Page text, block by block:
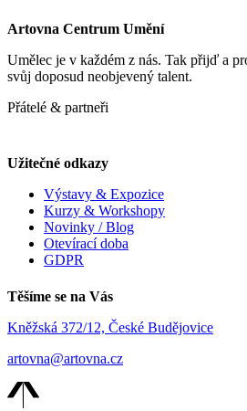
Artovna Centrum Umění
Umělec je v každém z nás. Tak přijď a
svůj doposud neobjevený talent.
Přátelé & partneři
Užitečné odkazy
Výstavy & Expozice
Kurzy & Workshopy
Novinky / Blog
Otevírací doba
GDPR
Těšíme se na Vás
Kněžská 372/12, České Budějovice
artovna@artovna.cz